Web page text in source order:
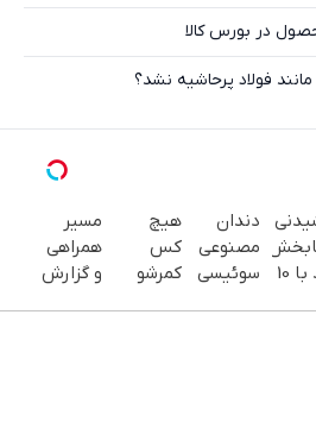
در بورس کالا
فولاد پرحاشیه نشد؟
کبد با 10
دندان
مصنوعی
سوئیسی
هیچ
کس
کمرشو
مسیر
همراهی
و گزارش